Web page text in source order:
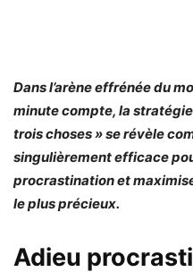
Dans l’arène effrénée du
minute compte, la
trois choses » se révèle
singulièrement efficace
procrastination et
le plus précieux.
Adieu